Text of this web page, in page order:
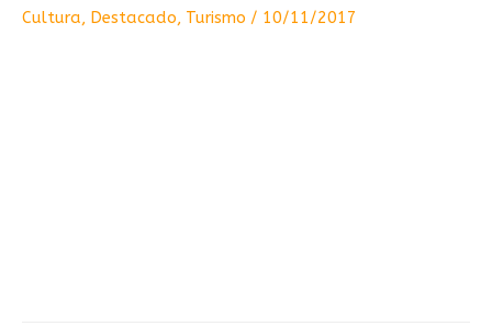
Cultura, Destacado, Turismo / 10/11/2017